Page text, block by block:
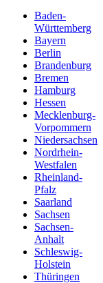
Baden-
Württemberg
Bayern
Berlin
Brandenburg
Bremen
Hamburg
Hessen
Mecklenburg-
Vorpommern
Niedersachsen
Nordrhein-
Westfalen
Rheinland-
Pfalz
Saarland
Sachsen
Sachsen-
Anhalt
Schleswig-
Holstein
Thüringen